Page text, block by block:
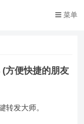
菜单
方便快捷的朋友
转发大师。